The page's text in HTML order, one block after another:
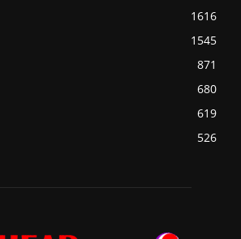
1616
1545
871
680
619
526